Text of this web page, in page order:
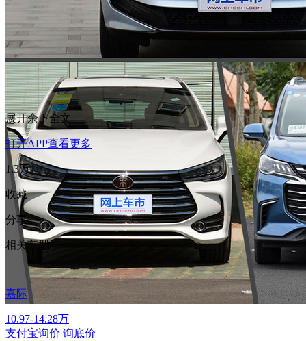
展开余下全文
打开APP查看更多
1.3万
收藏
分享
相关车型
嘉际
10.97-14.28万
支付宝询价 询底价